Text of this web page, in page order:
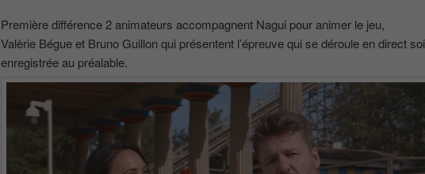
Première différence 2 animateurs accompagnent Nagui pour animer le jeu,
Valèrie Bégue et Bruno Guillon qui présentent l’épreuve qui se déroule en direct
enregistrée au préalable.